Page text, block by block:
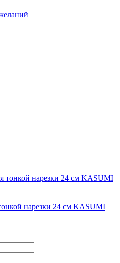
нарезки 24 см KASUMI